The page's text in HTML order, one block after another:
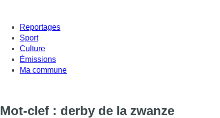
Reportages
Sport
Culture
Émissions
Ma commune
Mot-clef : derby de la zwanze